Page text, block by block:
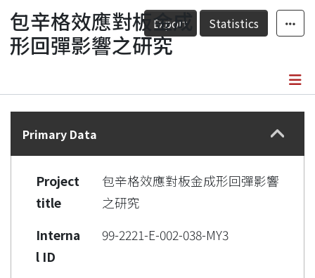
Fundings & Projects
Researchers
Statistics
Export Statistics
包辛格效應對板金成
形回彈影響之研究
Details
Primary Data
Project
title
包辛格效應對板金成形回彈影響
之研究
Interna
l ID
99-2221-E-002-038-MY3